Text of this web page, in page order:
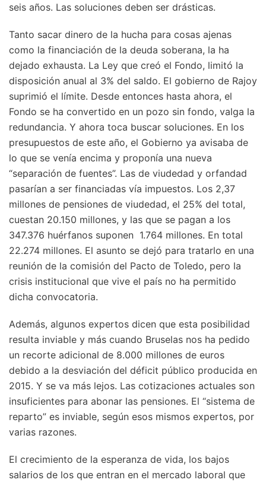
seis años. Las soluciones deben ser drásticas.
Tanto sacar dinero de la hucha para cosas ajenas
como la financiación de la deuda soberana, la ha
dejado exhausta. La Ley que creó el Fondo, limitó la
disposición anual al 3% del saldo. El gobierno de Rajoy
suprimió el límite. Desde entonces hasta ahora, el
Fondo se ha convertido en un pozo sin fondo, valga la
redundancia. Y ahora toca buscar soluciones. En los
presupuestos de este año, el Gobierno ya avisaba de
lo que se venía encima y proponía una nueva
“separación de fuentes”. Las de viudedad y orfandad
pasarían a ser financiadas vía impuestos. Los 2,37
millones de pensiones de viudedad, el 25% del total,
cuestan 20.150 millones, y las que se pagan a los
347.376 huérfanos suponen 1.764 millones. En total
22.274 millones. El asunto se dejó para tratarlo en una
reunión de la comisión del Pacto de Toledo, pero la
crisis institucional que vive el país no ha permitido
dicha convocatoria.
Además, algunos expertos dicen que esta posibilidad
resulta inviable y más cuando Bruselas nos ha pedido
un recorte adicional de 8.000 millones de euros
debido a la desviación del déficit público producida en
2015. Y se va más lejos. Las cotizaciones actuales son
insuficientes para abonar las pensiones. El “sistema de
reparto” es inviable, según esos mismos expertos, por
varias razones.
El crecimiento de la esperanza de vida, los bajos
salarios de los que entran en el mercado laboral que